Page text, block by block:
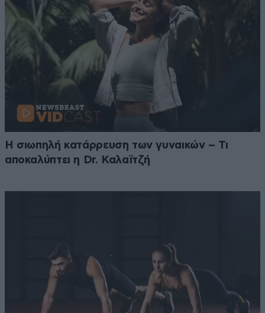
Η σιωπηλή κατάρρευση των γυναικών – Τι
αποκαλύπτει η Dr. Καλαϊτζή